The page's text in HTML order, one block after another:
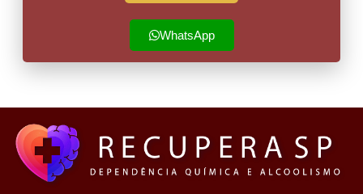
WhatsApp